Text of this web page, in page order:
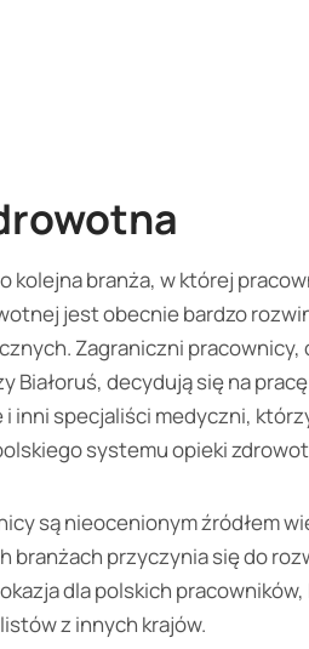
kolejna branża, w której
jest obecnie bardzo
Zagraniczni
Białoruś, decydują się na
i inni specjaliści medyczni,
systemu opieki
są nieocenionym źródłem
branżach przyczynia się do
dla polskich
z innych krajów.